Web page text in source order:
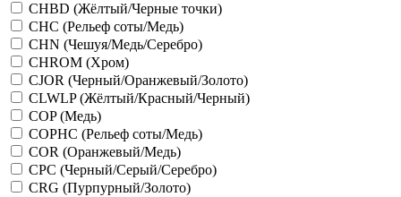
CHBD (Жёлтый/Черные точки)
CHC (Рельеф соты/Медь)
CHN (Чешуя/Медь/Серебро)
CHROM (Хром)
CJOR (Черный/Оранжевый/Золото)
CLWLP (Жёлтый/Красный/Черный)
COP (Медь)
COPHC (Рельеф соты/Медь)
COR (Оранжевый/Медь)
CPC (Черный/Серый/Серебро)
CRG (Пурпурный/Золото)